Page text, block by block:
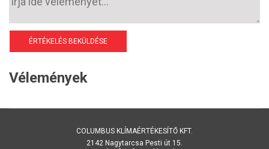
ÉRTÉKELÉS BEKÜLDÉSE
Vélemények
COLUMBUS KLÍMAÉRTÉKESÍTŐ KFT.
2142 Nagytarcsa Pesti út 15.